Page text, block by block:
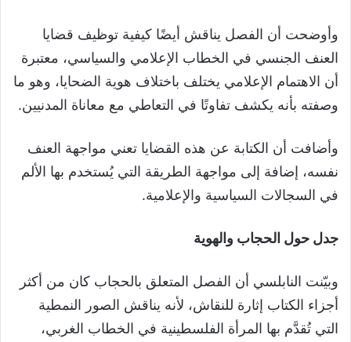
وأوضحت أن الفصل يناقش أيضًا كيفية توظيف قضايا
العنف الجنسي في الخطاب الإعلامي والسياسي، معتبرة
أن الاهتمام الإعلامي يختلف باختلاف هوية الضحايا، وهو ما
وصفته بأنه يكشف تفاوتًا في التعاطي مع معاناة المدنيين.
وأضافت أن الكتابة عن هذه القضايا تعني مواجهة العنف
نفسه، إضافة إلى مواجهة الطريقة التي يُستخدم بها الألم
في السجالات السياسية والإعلامية.
جدل حول الحجاب والهوية
وبيّنت النابلسي أن الفصل المتعلق بالحجاب كان من أكثر
أجزاء الكتاب إثارة للنقاش، لأنه يناقش الصور النمطية
التي تُقدَّم بها المرأة الفلسطينية في الخطاب الغربي،